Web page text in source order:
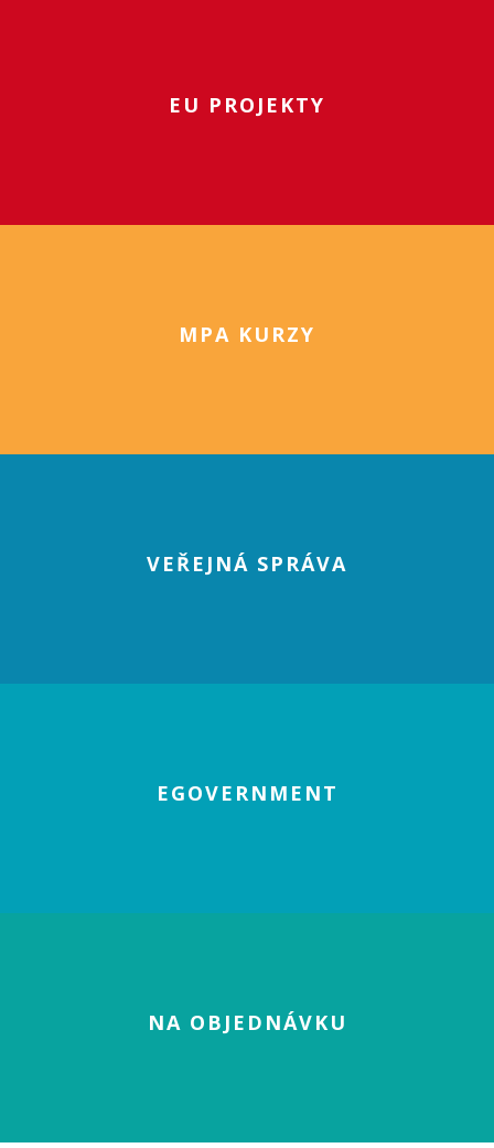
EU PROJEKTY
MPA KURZY
VEŘEJNÁ SPRÁVA
EGOVERNMENT
NA OBJEDNÁVKU